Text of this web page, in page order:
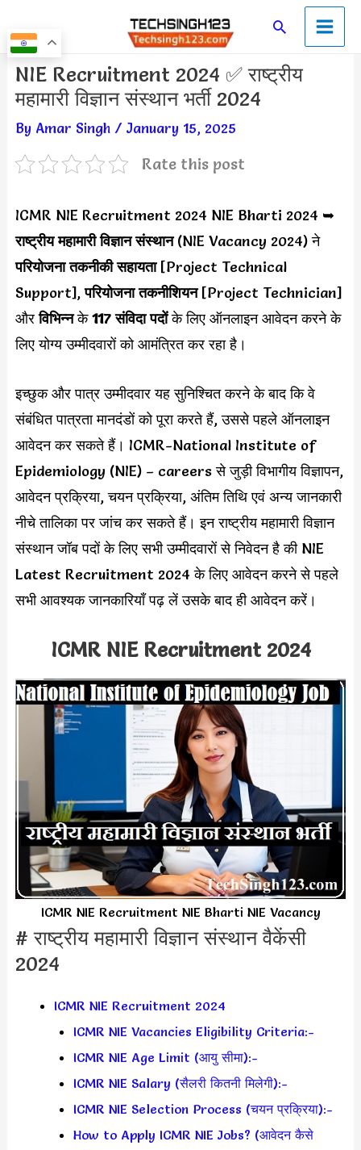
to
content
SearchMain
Menu
NIE Recruitment 2024 ✅ राष्ट्रीय
महामारी विज्ञान संस्थान भर्ती 2024
By Amar Singh / January 15, 2025
Rate this post
ICMR NIE Recruitment 2024 NIE Bharti 2024 ➥
राष्ट्रीय महामारी विज्ञान संस्थान(NIE Vacancy 2024) ने
परियोजना तकनीकी सहायता [Project Technical
Support],परियोजना तकनीशियन[Project Technician]
औरविभिन्नके117 संविदा पदोंके लिए ऑनलाइन आवेदन करने के
लिए योग्य उम्मीदवारों को आमंत्रित कर रहा है।
इच्छुक और पात्र उम्मीदवार यह सुनिश्चित करने के बाद कि वे
संबंधित पात्रता मानदंडों को पूरा करते हैं, उससे पहले ऑनलाइन
आवेदन कर सकते हैं। ICMR-National Institute of
Epidemiology (NIE) – careers से जुड़ी विभागीय विज्ञापन,
आवेदन प्रक्रिया, चयन प्रक्रिया, अंतिम तिथि एवं अन्य जानकारी
नीचे तालिका पर जांच कर सकते हैं। इन राष्ट्रीय महामारी विज्ञान
संस्थान जॉब पदों के लिए सभी उम्मीदवारों से निवेदन है की NIE
Latest Recruitment 2024 के लिए आवेदन करने से पहले
सभी आवश्यक जानकारियाँ पढ़ लें उसके बाद ही आवेदन करें।
ICMR NIE Recruitment 2024
ICMR NIE Recruitment NIE Bharti NIE Vacancy
# राष्ट्रीय महामारी विज्ञान संस्थान वैकेंसी
2024
ICMR NIE Recruitment 2024
ICMR NIE Vacancies Eligibility Criteria:-
ICMR NIE Age Limit (आयु सीमा):-
ICMR NIE Salary (सैलरी कितनी मिलेगी):-
ICMR NIE Selection Process (चयन प्रक्रिया):-
How to Apply ICMR NIE Jobs? (आवेदन कैसे
Post
navigation